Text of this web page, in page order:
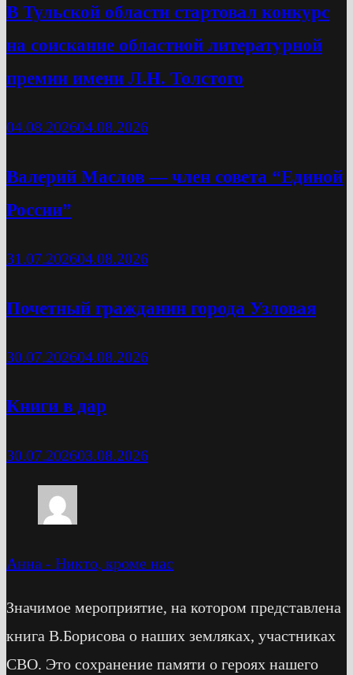
В Тульской области стартовал конкурс
на соискание областной литературной
премии имени Л.Н. Толстого
04.08.202604.08.2026
Валерий Маслов — член совета “Единой
России”
31.07.202604.08.2026
Почетный гражданин города Узловая
30.07.202604.08.2026
Книги в дар
30.07.202603.08.2026
Анна - Никто, кроме нас
Значимое мероприятие, на котором представлена
книга В.Борисова о наших земляках, участниках
СВО. Это сохранение памяти о героях нашего